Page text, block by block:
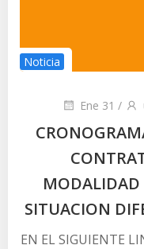
Noticia
Ene 31 /
SITUACION
EN EL SIGUIENTE